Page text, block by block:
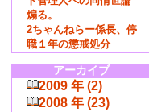
煽る。
2ちゃんねらー係長、停
職１年の懲戒処分
アーカイブ
2009 年 (2)
2008 年 (23)